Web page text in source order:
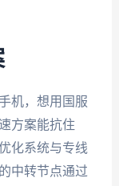
机，想用国服
方案能抗住
化系统与专线
中转节点通过